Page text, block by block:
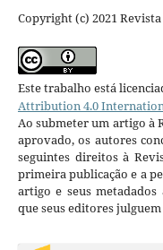
Copyright (c) 2021
Este trabalho está
Attribution 4.0
Ao submeter um artigo à
aprovado, os autores
seguintes direitos à
primeira publicação e a
artigo e seus
que seus editores